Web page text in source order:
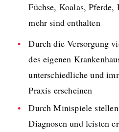
Füchse, Koalas,
mehr sind enthalten
Durch die Versorgung
des eigenen
unterschiedliche und
Praxis erscheinen
Durch Minispiele
Diagnosen und leisten